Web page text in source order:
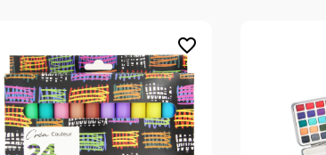
favorite_border